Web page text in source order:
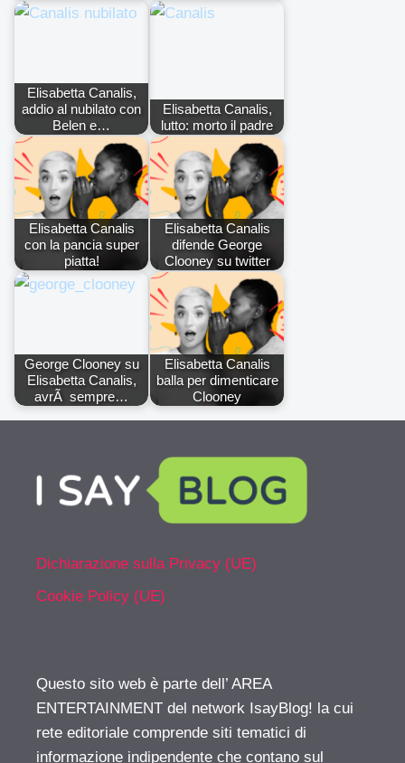
Elisabetta Canalis,
addio al nubilato con
Belen e…
Elisabetta Canalis,
lutto: morto il padre
Elisabetta Canalis
con la pancia super
piatta!
Elisabetta Canalis
difende George
Clooney su twitter
George Clooney su
Elisabetta Canalis,
avrÃ sempre…
Elisabetta Canalis
balla per dimenticare
Clooney
Dichiarazione sulla Privacy (UE)
Cookie Policy (UE)
Questo sito web è parte dell’ AREA
ENTERTAINMENT del network IsayBlog! la cui
rete editoriale comprende siti tematici di
informazione indipendente che contano sul